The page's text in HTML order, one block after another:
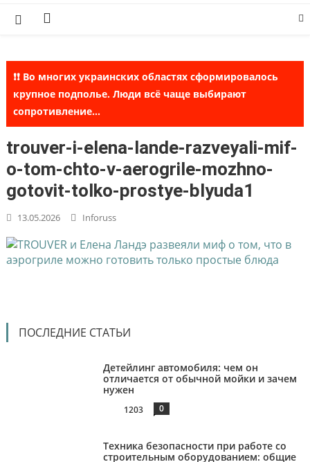
❗❗ Во многих украинских областях сформировалось
крупное подполье. Люди всё чаще выбирают
сопротивление...
trouver-i-elena-lande-razveyali-mif-
o-tom-chto-v-aerogrile-mozhno-
gotovit-tolko-prostye-blyuda1
13.05.2026 Inforuss
ПОСЛЕДНИЕ СТАТЬИ
Детейлинг автомобиля: чем он
отличается от обычной мойки и зачем
нужен
1203 0
Техника безопасности при работе со
строительным оборудованием: общие